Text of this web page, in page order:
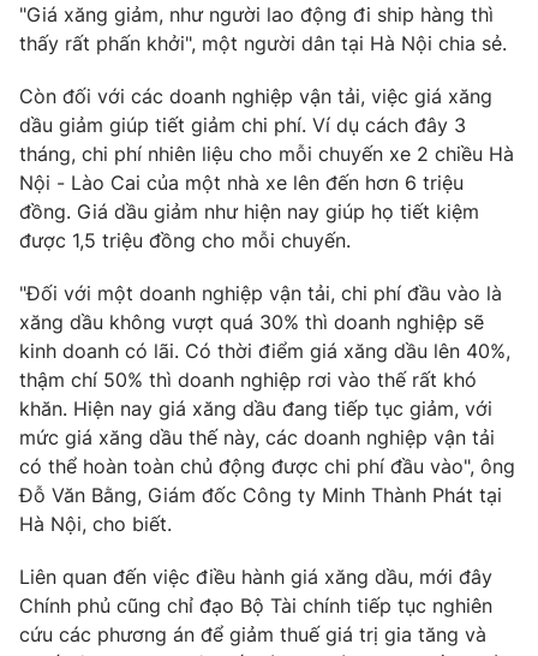
VTV9 VTV8
Liên hệ tòa soạn English
THỜI BÁO VTV
Theo dõi báo trên
Cơ quan chủ quản:Đài Truyền hình Việt Nam
Cơ quan báo chí: Thời báo VTV
Giấy phép hoạt động báo in và báo điện tử số 483/GP-BTTTT
cấp ngày 29/12/2023
Phó Tổng Biên tập:Nguyễn Thị Mỹ Hạnh, Phạm Quốc Thắng,
Nguyễn Trọng Ninh
Tổng đài VTV:024.38 355 931 - 024.38 355 932
"Giá xăng giảm, như người lao động đi ship hàng thì
thấy rất phấn khởi", một người dân tại Hà Nội chia sẻ.
Còn đối với các doanh nghiệp vận tải, việc giá xăng
dầu giảm giúp tiết giảm chi phí. Ví dụ cách đây 3
tháng, chi phí nhiên liệu cho mỗi chuyến xe 2 chiều Hà
Nội - Lào Cai của một nhà xe lên đến hơn 6 triệu
đồng. Giá dầu giảm như hiện nay giúp họ tiết kiệm
được 1,5 triệu đồng cho mỗi chuyến.
"Đối với một doanh nghiệp vận tải, chi phí đầu vào là
xăng dầu không vượt quá 30% thì doanh nghiệp sẽ
kinh doanh có lãi. Có thời điểm giá xăng dầu lên 40%,
thậm chí 50% thì doanh nghiệp rơi vào thế rất khó
khăn. Hiện nay giá xăng dầu đang tiếp tục giảm, với
mức giá xăng dầu thế này, các doanh nghiệp vận tải
có thể hoàn toàn chủ động được chi phí đầu vào", ông
Đỗ Văn Bằng, Giám đốc Công ty Minh Thành Phát tại
Hà Nội, cho biết.
Liên quan đến việc điều hành giá xăng dầu, mới đây
Chính phủ cũng chỉ đạo Bộ Tài chính tiếp tục nghiên
cứu các phương án để giảm thuế giá trị gia tăng và